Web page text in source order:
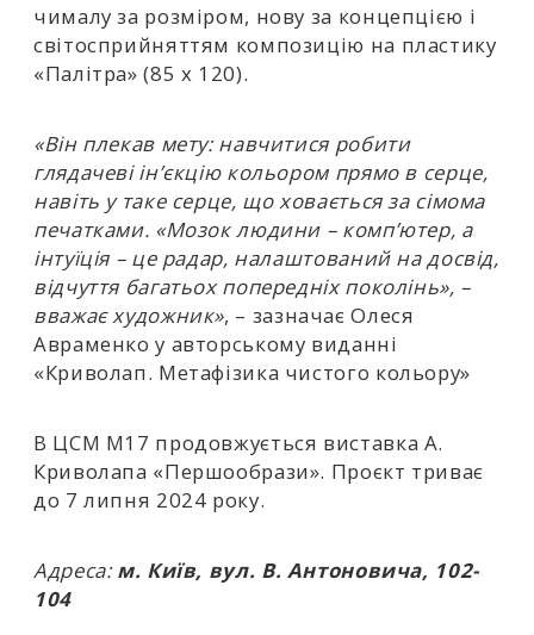
чималу за розміром, нову за концепцією і
світосприйняттям композицію на пластику
«Палітра» (85 х 120).
«Він плекав мету: навчитися робити
глядачеві ін’єкцію кольором прямо в серце,
навіть у таке серце, що ховається за сімома
печатками. «Мозок людини – комп’ютер, а
інтуїція – це радар, налаштований на досвід,
відчуття багатьох попередніх поколінь», –
вважає художник», – зазначає Олеся
Авраменко у авторському виданні
«Криволап. Метафізика чистого кольору»
В ЦСМ М17 продовжується виставка А.
Криволапа «Першообрази». Проєкт триває
до 7 липня 2024 року.
Адреса:м. Київ, вул. В. Антоновича, 102-
104